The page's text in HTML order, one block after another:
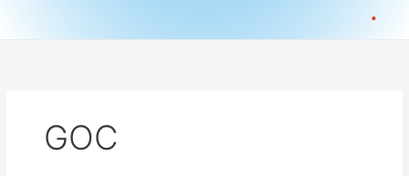
.
GOC